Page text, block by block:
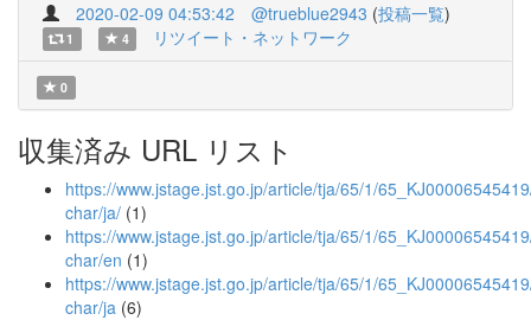
2020-02-09 04:53:42 @trueblue2943 (投稿一覧)
1 4 リツイート・ネットワーク
0
収集済み URL リスト
https://www.jstage.jst.go.jp/article/tja/65/1/
char/ja/ (1)
https://www.jstage.jst.go.jp/article/tja/65/1/
char/en (1)
https://www.jstage.jst.go.jp/article/tja/65/1/
char/ja (6)